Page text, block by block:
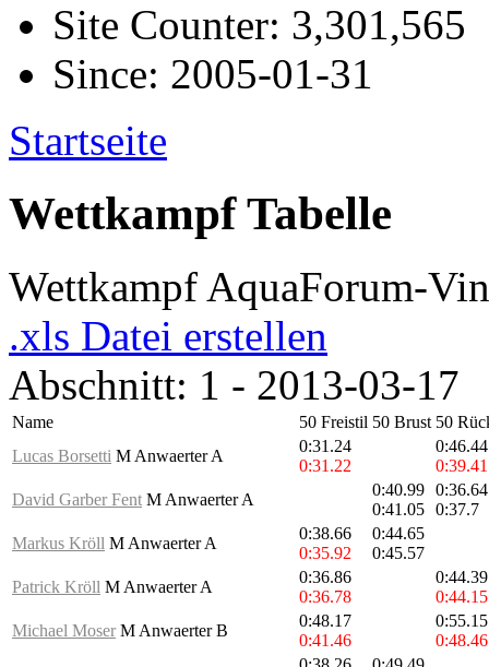
Site Counter: 3,301,565
Since: 2005-01-31
Startseite
Wettkampf Tabelle
Wettkampf AquaForum-
.xls Datei erstellen
Abschnitt: 1 - 2013-03-17
Name 50 Freistil 50 Brust 50
Lucas Borsetti M Anwaerter A
0:31.24
0:31.22
0:46.44
0:39.41
David Garber Fent M Anwaerter A
0:40.99
0:41.05
0:36.64
0:37.7
Markus Kröll M Anwaerter A
0:38.66
0:35.92
0:44.65
0:45.57
Patrick Kröll M Anwaerter A
0:36.86
0:36.78
0:44.39
0:44.15
Michael Moser M Anwaerter B
0:48.17
0:41.46
0:55.15
0:48.46